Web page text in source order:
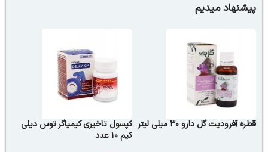
پیشنهاد میدیم
قطره آفرودیت گل دارو 30 میلی لیتر
کپسول تاخیری کیمیاگر توس دیلی
کیم 10 عدد